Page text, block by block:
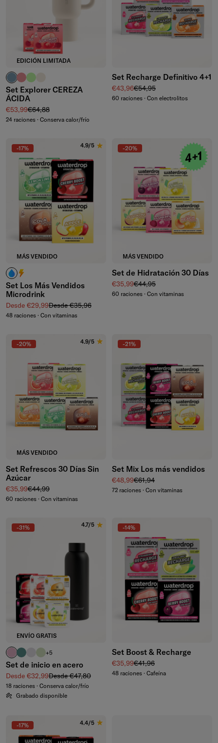
EDICIÓN LIMITADA
azul ceniza
rosa pálido
verde waterdrop®
marfil
Set Explorer CEREZA
ÁCIDA
Precio de venta
€53,99Precio normal
€64,88
24 raciones · Conserva calor/frío
Set Recharge Definitivo 4+1
Precio de venta
€43,96Precio normal
€54,95
60 raciones · Con electrolitos
-17%
MÁS VENDIDO
4.9/5
¿Cafeína? No la necesito.
¿Cafeína? ¡Me encanta!
Set Los Más Vendidos
Microdrink
Precio de venta
Desde €29,99Precio normal
Desde €35,96
48 raciones · Con vitaminas
-20%
MÁS VENDIDO
Set de Hidratación 30 Días
Precio de venta
€35,99Precio normal
€44,95
60 raciones · Con vitaminas
-20%
MÁS VENDIDO
4.9/5
Set Refrescos 30 Días Sin
Azúcar
Precio de venta
€35,99Precio normal
€44,99
60 raciones · Con vitaminas
-21%
Set Mix Los más vendidos
Precio de venta
€48,99Precio normal
€61,94
72 raciones · Con vitaminas
-31%
ENVÍO GRATIS
4.7/5
rosa pastel
azul petróleo
violeta pastel
verde oliva pastel
+5
Set de inicio en acero
Precio de venta
Desde €32,99Precio normal
Desde €47,80
18 raciones · Conserva calor/frío
Grabado disponible
-14%
Set Boost & Recharge
Precio de venta
€35,99Precio normal
€41,96
48 raciones · Cafeína
-17% 4.4/5